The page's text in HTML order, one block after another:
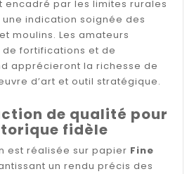
encadré par les limites rurales
indication soignée des
moulins. Les amateurs
de fortifications et de
apprécieront la richesse de
d’art et outil stratégique.
de qualité pour
fidèle
est réalisée sur papier Fine
un rendu précis des